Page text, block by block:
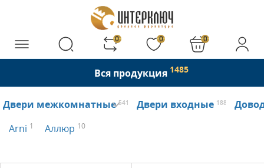
0 0 0
Вся продукция 1485
Двери межкомнатные541 Двери входные 188
Arni 1 Аллюр 10